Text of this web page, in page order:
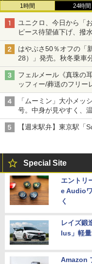
1時間 24時間
ユニクロ、今日から「
ピース待望値下げ、撥
はやぶさ50％オフの「
28）」発売。秋冬乗車
フェルメール《真珠の
ッフィー/葬送のフリー
「ムーミン」大小メッ
号。中身が見やすく、
【週末駅弁】東京駅「
Special Site
エントリ
e Audio
く
レイズ鍛
lus」軽
Amazon